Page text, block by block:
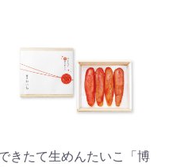
きたて生めんたいこ「博